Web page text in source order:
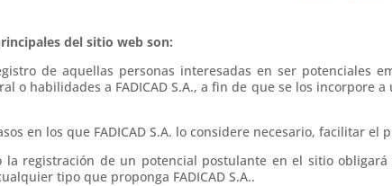
del sitio web son:
de aquellas personas interesadas en ser potenciales
o habilidades a FADICAD S.A., a fin de que se los
en los que FADICAD S.A. lo considere necesario, facilitar
la registración de un potencial postulante en el sitio
tipo que proponga FADICAD S.A..